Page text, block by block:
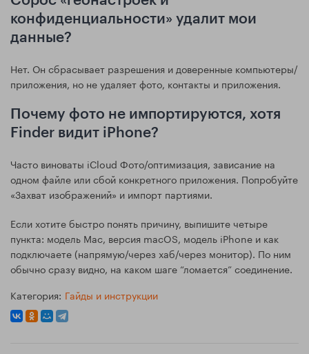
конфиденциальности» удалит мои
данные?
Нет. Он сбрасывает разрешения и доверенные компьютеры/
приложения, но не удаляет фото, контакты и приложения.
Почему фото не импортируются, хотя
Finder видит iPhone?
Часто виноваты iCloud Фото/оптимизация, зависание на
одном файле или сбой конкретного приложения. Попробуйте
«Захват изображений» и импорт партиями.
Если хотите быстро понять причину, выпишите четыре
пункта: модель Mac, версия macOS, модель iPhone и как
подключаете (напрямую/через хаб/через монитор). По ним
обычно сразу видно, на каком шаге “ломается” соединение.
Категория: Гайды и инструкции